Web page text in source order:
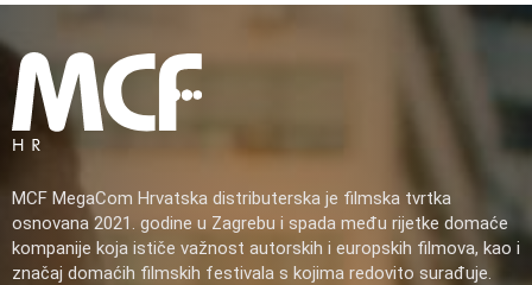
MCF MegaCom Hrvatska distributerska je filmska tvrtka
osnovana 2021. godine u Zagrebu i spada među rijetke domaće
kompanije koja ističe važnost autorskih i europskih filmova, kao i
značaj domaćih filmskih festivala s kojima redovito surađuje.